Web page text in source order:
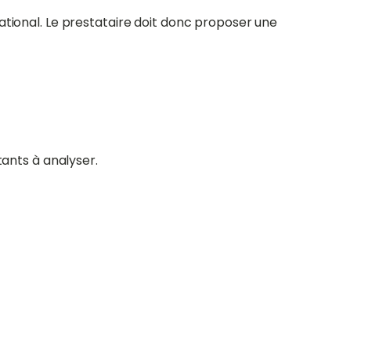
Le prestataire doit donc proposer une
à analyser.